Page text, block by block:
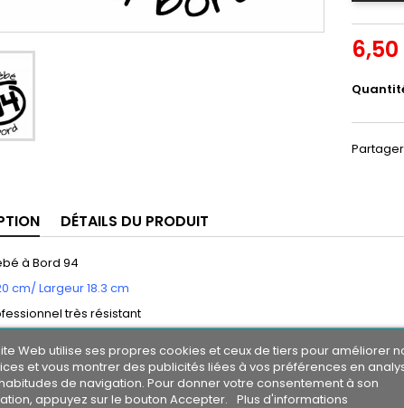
Partager
DÉTAILS DU PRODUIT
à Bord 94
cm/ Largeur 18.3 cm
très résistant
essence, chaleur, froid.
entre 3 et 5 ans environ.
livré directement sur papier transfert.
de fond , la couleur de fond représente votre support de pose.
Web utilise ses propres cookies et ceux de tiers pour améliorer
et vous montrer des publicités liées à vos préférences en
de navigation. Pour donner votre consentement à son
appuyez sur le bouton Accepter. Plus d'informations